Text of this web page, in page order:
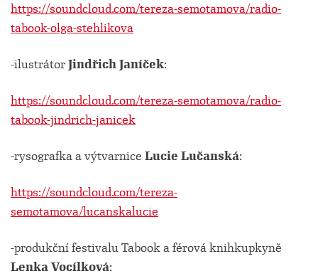
https://soundcloud.com/tereza-semotamova/radio-
tabook-olga-stehlikova
-ilustrátorJindřich Janíček:
https://soundcloud.com/tereza-semotamova/radio-
tabook-jindrich-janicek
-rysografka a výtvarnice Lucie Lučanská:
https://soundcloud.com/tereza-
semotamova/lucanskalucie
-produkční festivalu Tabook a férová knihkupkyně
Lenka Vocílková: